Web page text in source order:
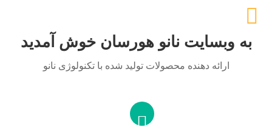
به وبسایت نانو هورسان خوش آمدید
ارائه دهنده محصولات تولید شده با تکنولوژی نانو